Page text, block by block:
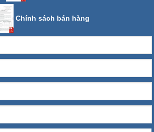
Chính sách bán hàng